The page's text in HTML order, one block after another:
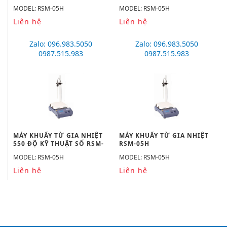
MODEL: RSM-05H
Liên hệ
05H
MODEL: RSM-05H
Liên hệ
Zalo: 096.983.5050
0987.515.983
MÁY KHUẤY TỪ GIA NHIỆT
550 ĐỘ KỸ THUẬT SỐ RSM-
MODEL: RSM-05H
Liên hệ
Zalo: 096.983.5050
0987.515.983
MÁY KHUẤY TỪ GIA NHIỆT
RSM-05H
MODEL: RSM-05H
Liên hệ